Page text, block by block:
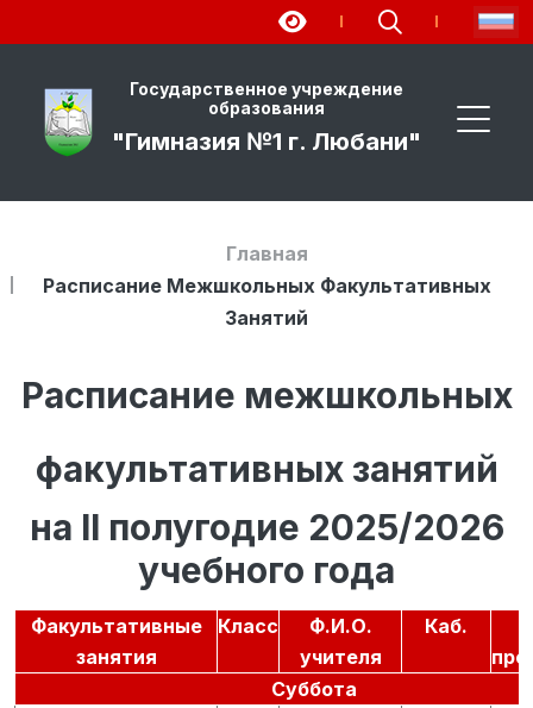
Государственное учреждение
образования
"Гимназия №1 г. Любани"
Главная
Расписание Межшкольных Факультативных
Занятий
Расписание межшкольных
факультативных занятий
на II полугодие 2025/2026
учебного года
Факультативные
занятия
Класс
Ф.И.О.
учителя
Каб.
Суббота